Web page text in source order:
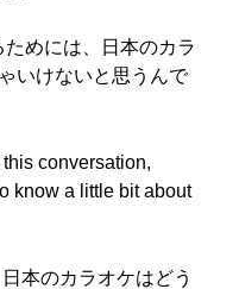
めには、日本のカラ
いけないと思うんで
conversation,
know a little bit about
本のカラオケはどう